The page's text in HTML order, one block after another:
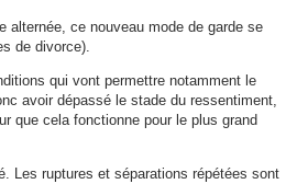
alternée, ce nouveau mode de garde se
de divorce).
qui vont permettre notamment le
avoir dépassé le stade du ressentiment,
que cela fonctionne pour le plus grand
Les ruptures et séparations répétées sont